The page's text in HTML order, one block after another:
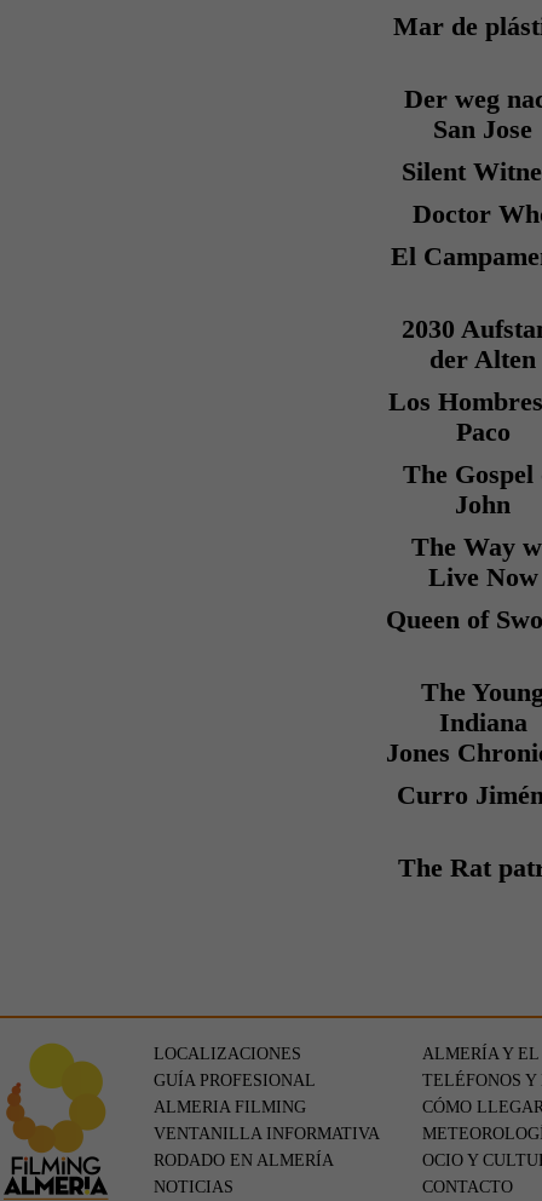
Mar de
Der weg
San Jose
Silent
Doctor
El
2030
der Alten
Los
Paco
The Gospel
John
The Way
Live Now
Queen of
The
Indiana
Jones
Curro
The Rat
LOCALIZACIONES
GUÍA PROFESIONAL
ALMERIA FILMING
VENTANILLA INFORMATIVA
RODADO EN ALMERÍA
NOTICIAS
ALMERÍA Y EL
TELÉFONOS Y
CÓMO
OCIO Y
CONTACTO